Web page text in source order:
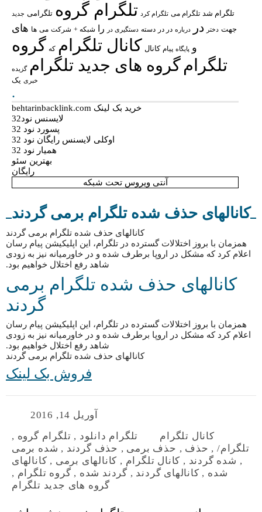
تلگرام شد تلگرام می تلگرام کرد تلگرام گروه تلگرامی جدید
جهت دختر در درباره در در دسته دستگیری در را شبکه + شرکت می ها
های
پایگاه پیام کانال کانال تلگرام که گروه
تلگرامگروه های جدید تلگرام گزیده
خبری یک
خرید بک لینک behtarinbacklink.com
لایسنس نود32
پسورد نود 32
اوکلی لایسنس رایگان نود 32
همیار نود 32
بهترین سئو
رایگان
آنتی ویروس تحت شبکه
کانالهای حذف شده تلگرام برمی گردند
کانالهای حذف شده تلگرام برمی گردند
همزمان با بروز اختلالات گسترده در تلگرام، این اپلیکیشن پیام رسان
اعلام کرد که مشکل در اروپا برطرف شده و در خاورمیانه نیز به زودی
شاهد رفع اختلال خواهیم بود.
کانالهای حذف شده تلگرام برمی
گردند
همزمان با بروز اختلالات گسترده در تلگرام، این اپلیکیشن پیام رسان
اعلام کرد که مشکل در اروپا برطرف شده و در خاورمیانه نیز به زودی
شاهد رفع اختلال خواهیم بود.
کانالهای حذف شده تلگرام برمی گردند
فروش بک لینک
آوریل 14, 2016
کانال تلگرام
تلگرام دانلود, تلگرام گروه,
تلگرام/, حذف, حذف برمی, حذف گردند, شده برمی
شده گردند, کانال تلگرام, کانالهای برمی, کانالهای
شده, کانالهای گردند, گردند شده, گروه تلگرام,
گروه های جدید تلگرام